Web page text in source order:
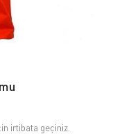
irtibata geçiniz.